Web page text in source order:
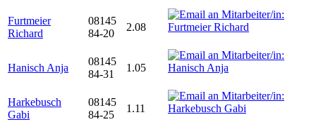
Furtmeier
Richard
08145
84-20
2.08
Hanisch Anja
08145
84-31
1.05
Harkebusch
Gabi
08145
84-25
1.11